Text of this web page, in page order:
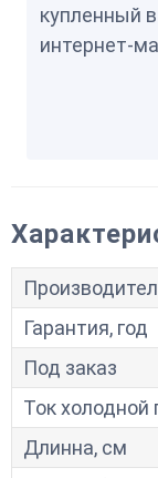
купленный
интернет-
Гарантия, год
Под заказ
Ток холодной
Длинна, см